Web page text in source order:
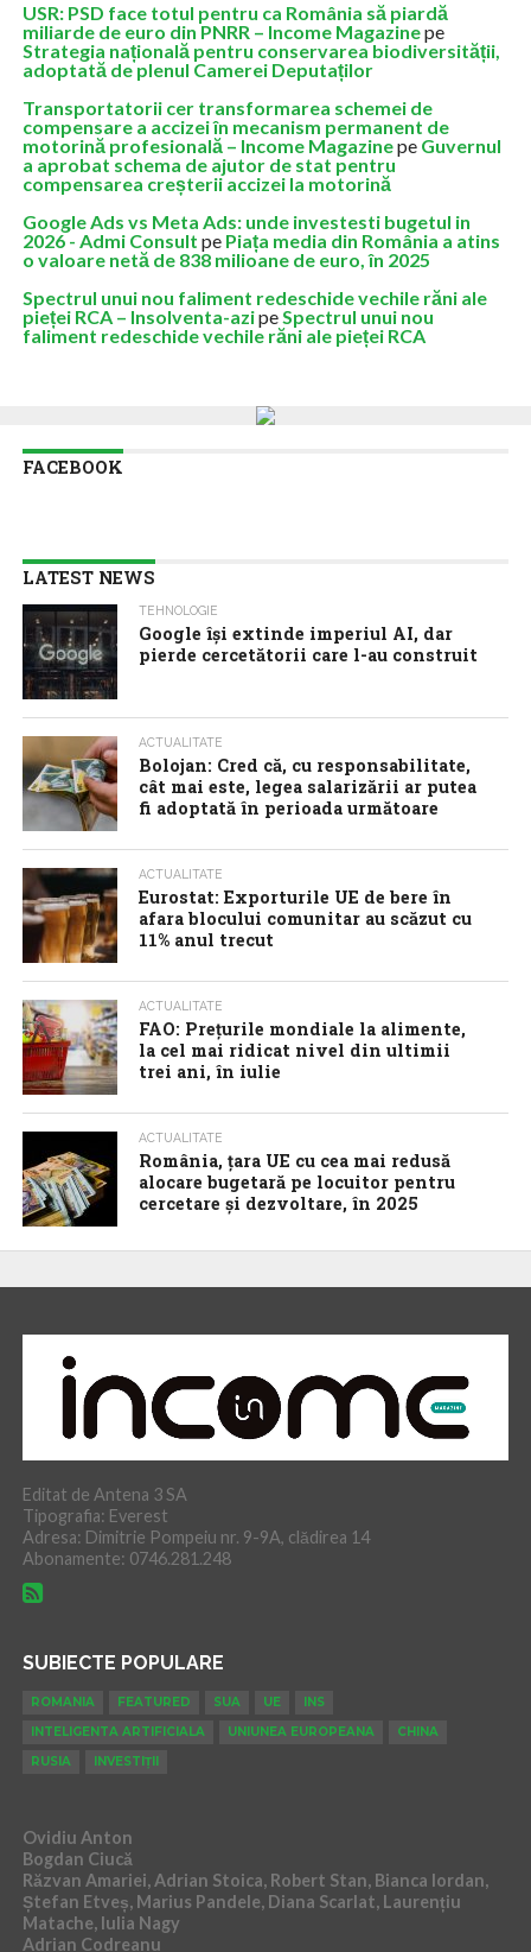
USR: PSD face totul pentru ca România să piardă
miliarde de euro din PNRR – Income Magazinepe
Strategia națională pentru conservarea biodiversității,
adoptată de plenul Camerei Deputaților
Transportatorii cer transformarea schemei de
compensare a accizei în mecanism permanent de
motorină profesională – Income Magazinepe Guvernul
a aprobat schema de ajutor de stat pentru
compensarea creșterii accizei la motorină
Google Ads vs Meta Ads: unde investesti bugetul in
2026 - Admi Consult pe Piața media din România a atins
o valoare netă de 838 milioane de euro, în 2025
Spectrul unui nou faliment redeschide vechile răni ale
pieței RCA – Insolventa-azipeSpectrul unui nou
faliment redeschide vechile răni ale pieței RCA
FACEBOOK
LATEST NEWS
TEHNOLOGIE
Google îşi extinde imperiul AI, dar
pierde cercetătorii care l-au construit
ACTUALITATE
Bolojan: Cred că, cu responsabilitate,
cât mai este, legea salarizării ar putea
fi adoptată în perioada următoare
ACTUALITATE
Eurostat: Exporturile UE de bere în
afara blocului comunitar au scăzut cu
11% anul trecut
ACTUALITATE
FAO: Prețurile mondiale la alimente,
la cel mai ridicat nivel din ultimii
trei ani, în iulie
ACTUALITATE
România, țara UE cu cea mai redusă
alocare bugetară pe locuitor pentru
cercetare și dezvoltare, în 2025
Editat de Antena 3 SA
Tipografia: Everest
Adresa: Dimitrie Pompeiu nr. 9-9A, clădirea 14
Abonamente: 0746.281.248
SUBIECTE POPULARE
ROMANIA FEATURED SUA UE
INS
INTELIGENTA ARTIFICIALA
UNIUNEA EUROPEANA
CHINA
RUSIA
INVESTIȚII
Ovidiu Anton
Bogdan Ciucă
Răzvan Amariei, Adrian Stoica, Robert Stan, Bianca Iordan,
Ștefan Etveș, Marius Pandele, Diana Scarlat, Laurențiu
Matache, Iulia Nagy
Adrian Codreanu